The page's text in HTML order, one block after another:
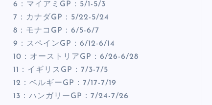
6：マイアミGP：5/1-5/3
7：カナダGP：5/22-5/24
8：モナコGP：6/5-6/7
9：スペインGP：6/12-6/14
10：オーストリアGP：6/26-6/28
11：イギリスGP：7/3-7/5
12：ベルギーGP：7/17-7/19
13：ハンガリーGP：7/24-7/26